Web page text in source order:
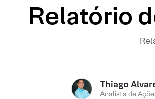
Relatório
Thiago
Analista de